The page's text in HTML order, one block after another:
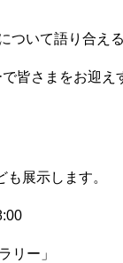
ついて語り合え
皆さまをお迎
展示します。
リー」